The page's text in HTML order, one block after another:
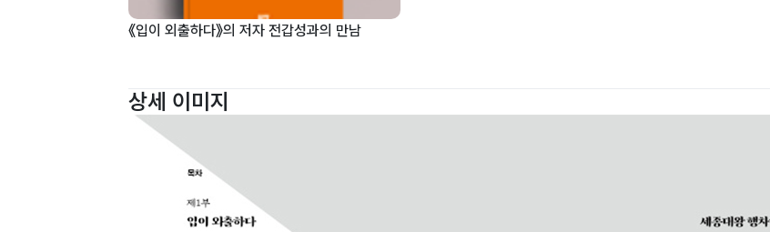
《입이 외출하다》의 저자 전갑성과의 만남
상세 이미지